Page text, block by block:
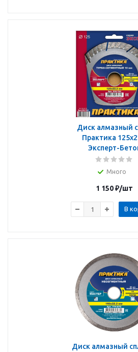
Диск алмазный
Практика
Эксперт-
Много
1 150₽/шт
В
Диск алмазный